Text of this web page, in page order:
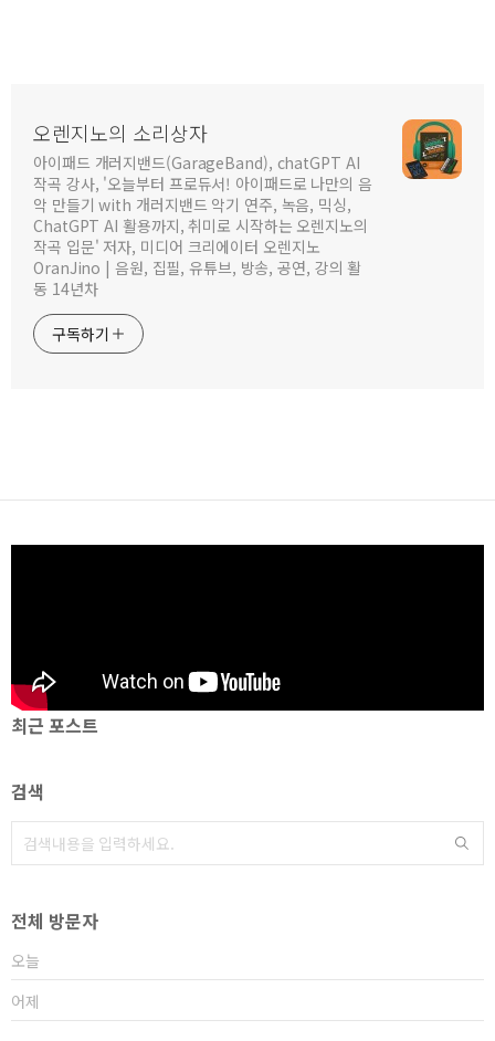
오렌지노의 소리상자
아이패드 개러지밴드(GarageBand), chatGPT AI
작곡 강사, '오늘부터 프로듀서! 아이패드로 나만의 음
악 만들기 with 개러지밴드 악기 연주, 녹음, 믹싱,
ChatGPT AI 활용까지, 취미로 시작하는 오렌지노의
작곡 입문' 저자, 미디어 크리에이터 오렌지노
OranJino | 음원, 집필, 유튜브, 방송, 공연, 강의 활
동 14년차
구독하기
최근 포스트
검색
전체 방문자
오늘
어제